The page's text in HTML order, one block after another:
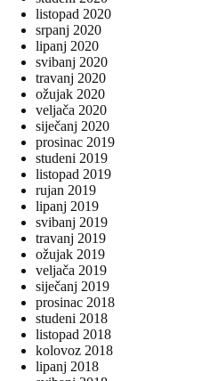
listopad 2020
srpanj 2020
lipanj 2020
svibanj 2020
travanj 2020
ožujak 2020
veljača 2020
siječanj 2020
prosinac 2019
studeni 2019
listopad 2019
rujan 2019
lipanj 2019
svibanj 2019
travanj 2019
ožujak 2019
veljača 2019
siječanj 2019
prosinac 2018
studeni 2018
listopad 2018
kolovoz 2018
lipanj 2018